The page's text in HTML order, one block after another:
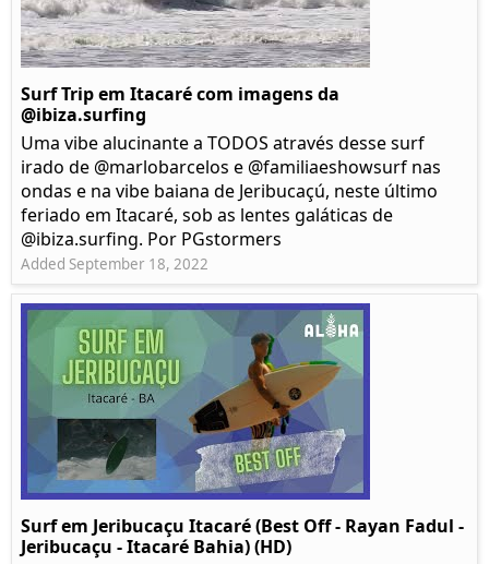
Surf Trip em Itacaré com imagens da
@ibiza.surfing
Uma vibe alucinante a TODOS através desse surf
irado de @marlobarcelos e @familiaeshowsurf nas
ondas e na vibe baiana de Jeribucaçú, neste último
feriado em Itacaré, sob as lentes galáticas de
@ibiza.surfing. Por PGstormers
Added September 18, 2022
Surf em Jeribucaçu Itacaré (Best Off - Rayan Fadul -
Jeribucaçu - Itacaré Bahia) (HD)